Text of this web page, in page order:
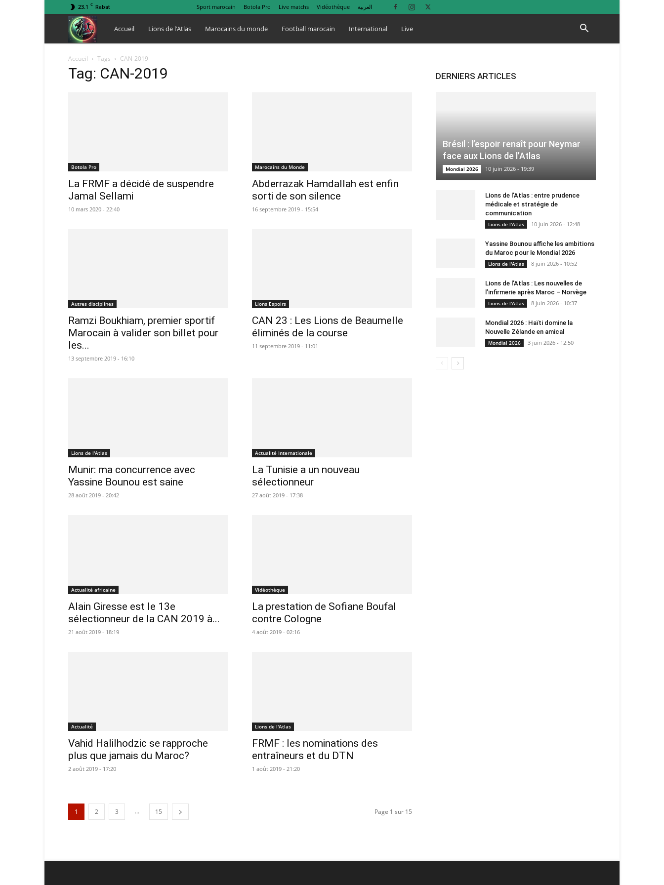
23.1 C Rabat Sport marocain Botola Pro Live matchs Vidéothèque العربية
Lions
de
Accueil Lions de l’Atlas Marocains du monde Football marocain International Live
Accueil Tags CAN-2019
Tag: CAN-2019
Botola Pro
La FRMF a décidé de suspendre
Jamal Sellami
10 mars 2020 - 22:40
Marocains du Monde
Abderrazak Hamdallah est enfin
sorti de son silence
16 septembre 2019 - 15:54
Autres disciplines
Ramzi Boukhiam, premier sportif
Marocain à valider son billet pour
les...
13 septembre 2019 - 16:10
Lions Espoirs
CAN 23 : Les Lions de Beaumelle
éliminés de la course
11 septembre 2019 - 11:01
Lions de l'Atlas
Munir: ma concurrence avec
Yassine Bounou est saine
28 août 2019 - 20:42
Actualité Internationale
La Tunisie a un nouveau
sélectionneur
27 août 2019 - 17:38
Actualité africaine
Alain Giresse est le 13e
sélectionneur de la CAN 2019 à...
21 août 2019 - 18:19
Vidéothèque
La prestation de Sofiane Boufal
contre Cologne
4 août 2019 - 02:16
Actualité
Vahid Halilhodzic se rapproche
plus que jamais du Maroc?
2 août 2019 - 17:20
Lions de l'Atlas
FRMF : les nominations des
entraîneurs et du DTN
1 août 2019 - 21:20
1 2 3 ... 15 Page 1 sur 15
DERNIERS ARTICLES
Brésil : l’espoir renaît pour Neymar
face aux Lions de l’Atlas
Mondial 2026 10 juin 2026 - 19:39
Lions de l’Atlas : entre prudence
médicale et stratégie de
communication
Lions de l'Atlas 10 juin 2026 - 12:48
Yassine Bounou affiche les ambitions
du Maroc pour le Mondial 2026
Lions de l'Atlas 8 juin 2026 - 10:52
Lions de l’Atlas : Les nouvelles de
l’infirmerie après Maroc – Norvège
Lions de l'Atlas 8 juin 2026 - 10:37
Mondial 2026 : Haïti domine la
Nouvelle Zélande en amical
Mondial 2026 3 juin 2026 - 12:50